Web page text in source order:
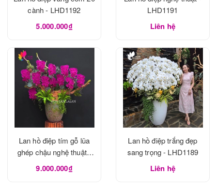
cành - LHD1192
5.000.000₫
LHD1191
Liên hệ
Lan hồ điệp tím gỗ lũa
ghép chậu nghệ thuật -
LHD1190
9.000.000₫
Lan hồ điệp trắng đẹp
sang trọng - LHD1189
Liên hệ